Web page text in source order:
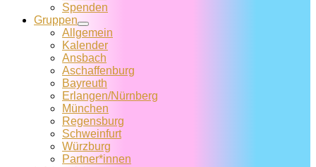
Spenden
Gruppen
Allgemein
Kalender
Ansbach
Aschaffenburg
Bayreuth
Erlangen/Nürnberg
München
Regensburg
Schweinfurt
Würzburg
Partner*innen